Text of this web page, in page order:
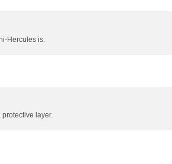
Hercules is.
protective layer.